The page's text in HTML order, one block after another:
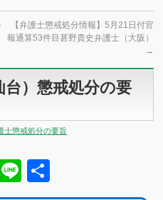
【弁護士懲戒処分情報】5月21日付官
報通算53件目甚野貴史弁護士（大阪）
→
台）懲戒処分の要
士懲戒処分の要旨
Hatena
Line
有